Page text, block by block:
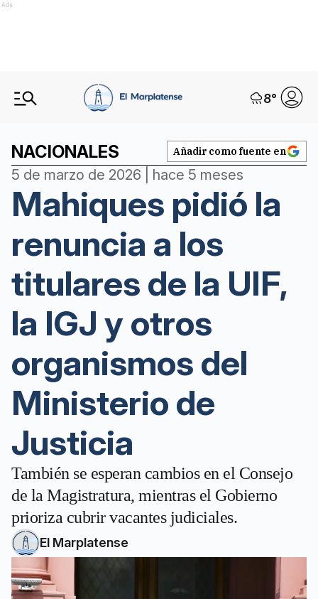
Ads
8°
NACIONALES Añadir como fuente en
5 de marzo de 2026 | hace 5 meses
Mahiques pidió la
renuncia a los
titulares de la UIF,
la IGJ y otros
organismos del
Ministerio de
Justicia
También se esperan cambios en el Consejo
de la Magistratura, mientras el Gobierno
prioriza cubrir vacantes judiciales.
El Marplatense